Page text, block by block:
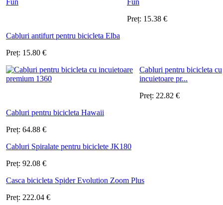
Preț: 15.38 €
Cabluri antifurt pentru bicicleta Elba
Preț: 15.80 €
Cabluri pentru bicicleta cu
incuietoare pr...
Preț: 22.82 €
Cabluri pentru bicicleta Hawaii
Preț: 64.88 €
Cabluri Spiralate pentru biciclete JK180
Preț: 92.08 €
Casca bicicleta Spider Evolution Zoom Plus
Preț: 222.04 €